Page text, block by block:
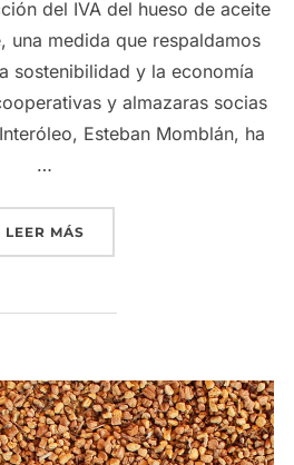
del IVA del hueso de aceite
una medida que respaldamos
sostenibilidad y la economía
y almazaras socias
Esteban Momblán, ha
…
LEER MÁS«GRUPO INTERÓLEO